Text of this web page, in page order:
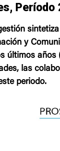
Período
y
últimos años
las
periodo.